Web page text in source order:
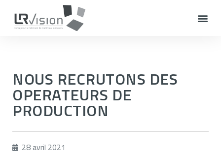
NOUS RECRUTONS DES
OPERATEURS DE
PRODUCTION
28 avril 2021